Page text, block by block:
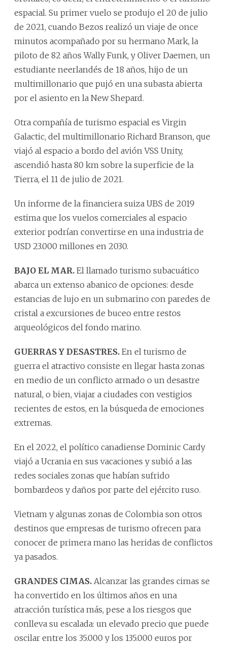
espacial. Su primer vuelo se produjo el 20 de julio
de 2021, cuando Bezos realizó un viaje de once
minutos acompañado por su hermano Mark, la
piloto de 82 años Wally Funk, y Oliver Daemen, un
estudiante neerlandés de 18 años, hijo de un
multimillonario que pujó en una subasta abierta
por el asiento en la New Shepard.
Otra compañía de turismo espacial es Virgin
Galactic, del multimillonario Richard Branson, que
viajó al espacio a bordo del avión VSS Unity,
ascendió hasta 80 km sobre la superficie de la
Tierra, el 11 de julio de 2021.
Un informe de la financiera suiza UBS de 2019
estima que los vuelos comerciales al espacio
exterior podrían convertirse en una industria de
USD 23.000 millones en 2030.
BAJO EL MAR. El llamado turismo subacuático
abarca un extenso abanico de opciones: desde
estancias de lujo en un submarino con paredes de
cristal a excursiones de buceo entre restos
arqueológicos del fondo marino.
GUERRAS Y DESASTRES. En el turismo de
guerra el atractivo consiste en llegar hasta zonas
en medio de un conflicto armado o un desastre
natural, o bien, viajar a ciudades con vestigios
recientes de estos, en la búsqueda de emociones
extremas.
En el 2022, el político canadiense Dominic Cardy
viajó a Ucrania en sus vacaciones y subió a las
redes sociales zonas que habían sufrido
bombardeos y daños por parte del ejército ruso.
Vietnam y algunas zonas de Colombia son otros
destinos que empresas de turismo ofrecen para
conocer de primera mano las heridas de conflictos
ya pasados.
GRANDES CIMAS. Alcanzar las grandes cimas se
ha convertido en los últimos años en una
atracción turística más, pese a los riesgos que
conlleva su escalada: un elevado precio que puede
oscilar entre los 35.000 y los 135.000 euros por